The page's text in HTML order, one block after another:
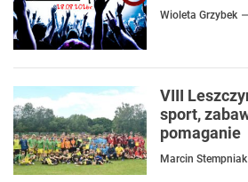
Wioleta Grzybek
VIII
sport,
pomaganie
Marcin Stempniak